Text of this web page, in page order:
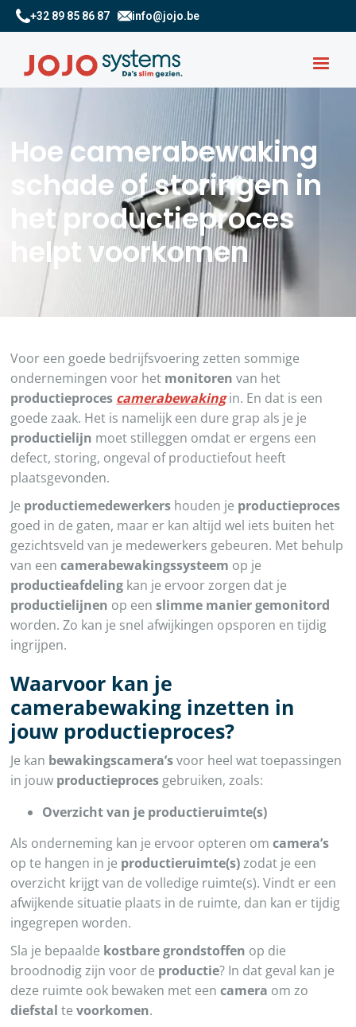
+32 89 85 86 87 info@jojo.be
Hoe camerabewaking
schade of storingen in
het productieproces
helpt voorkomen
Voor een goede bedrijfsvoering zetten sommige
ondernemingen voor het monitoren van het
productieproces camerabewakingin. En dat is een
goede zaak. Het is namelijk een dure grap als je je
productielijn moet stilleggen omdat er ergens een
defect, storing, ongeval of productiefout heeft
plaatsgevonden.
Je productiemedewerkers houden je productieproces
goed in de gaten, maar er kan altijd wel iets buiten het
gezichtsveld van je medewerkers gebeuren. Met behulp
van eencamerabewakingssysteem op je
productieafdeling kan je ervoor zorgen dat je
productielijnen op eenslimme manier gemonitord
worden. Zo kan je snel afwijkingen opsporen en tijdig
ingrijpen.
Waarvoor kan je
camerabewaking inzetten in
jouw productieproces?
Je kan bewakingscamera’svoor heel wat toepassingen
in jouw productieproces gebruiken, zoals:
Overzicht van je productieruimte(s)
Als onderneming kan je ervoor opteren omcamera’s
op te hangen in je productieruimte(s)zodat je een
overzicht krijgt van de volledige ruimte(s). Vindt er een
afwijkende situatie plaats in de ruimte, dan kan er tijdig
ingegrepen worden.
Sla je bepaalde kostbare grondstoffen op die
broodnodig zijn voor de productie? In dat geval kan je
deze ruimte ook bewaken met eencamera om zo
diefstal tevoorkomen.